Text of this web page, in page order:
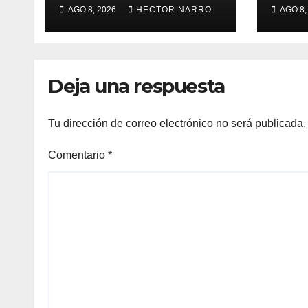
Bisbee’s coordinan
acciones para
AGO 8, 2026 HECTOR NARRO
Los
AGO
Deja una respuesta
Tu dirección de correo electrónico no será publicada.
Comentario *